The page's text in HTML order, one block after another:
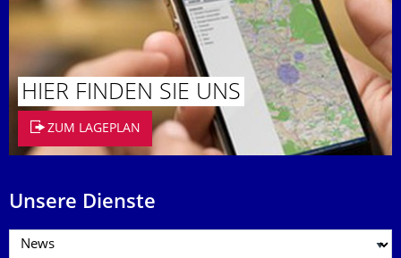
HIER FINDEN SIE UNS
ZUM LAGEPLAN
Unsere Dienste